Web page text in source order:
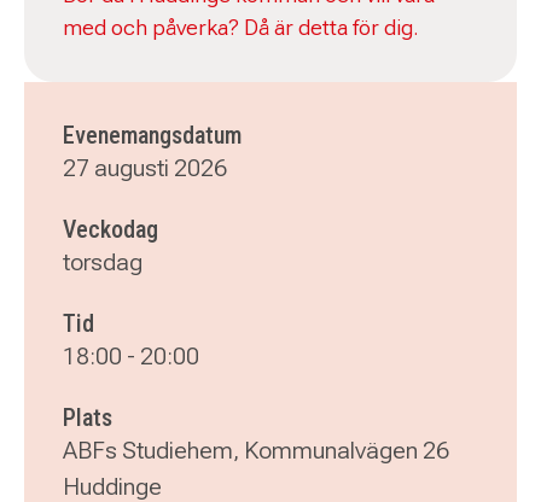
med och påverka? Då är detta för dig.
Evenemangsdatum
27 augusti 2026
Veckodag
torsdag
Tid
18:00 - 20:00
Plats
ABFs Studiehem, Kommunalvägen 26
Huddinge